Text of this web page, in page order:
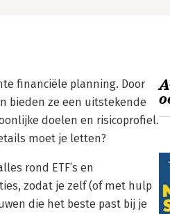
financiële planning. Door
bieden ze een uitstekende
doelen en risicoprofiel.
moet je letten?
rond ETF’s en
zodat je zelf (of met hulp
die het beste past bij je